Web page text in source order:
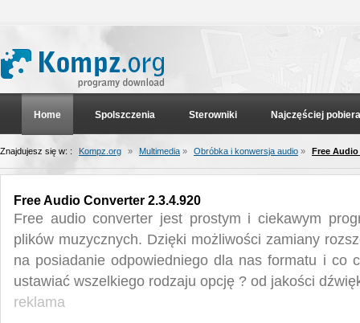
Home Spolszczenia Sterowniki Najczęściej
Znajdujesz się w: : Kompz.org » Multimedia » Obróbka i konwersja audio » Free Audio
Free Audio Converter 2.3.4.920
Free audio converter jest prostym i ciekawym
plików muzycznych. Dzięki możliwości zamiany
na posiadanie odpowiedniego dla nas formatu i co
ustawiać wszelkiego rodzaju opcję ? od jakości
reklama